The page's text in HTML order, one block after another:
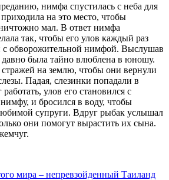
нимфа спустилась с неба для
на это место, чтобы
мал. В ответ нимфа
так, чтобы его улов каждый раз
с обворожительной нимфой. Выслушав
давно была тайно влюблена в юношу.
на землю, чтобы они вернули
Падая, слезинки попадали в
улов его становился с
и бросился в воду, чтобы
супруги. Вдруг рыбак услышал
они помогут вырастить их сына.
мира – непревзойденный Таиланд